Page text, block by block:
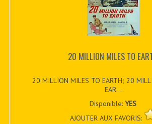
20 MILLION MILES TO
20 MILLION MILES TO EARTH; 20
EAR...
Disponible:YES
AJOUTER AUX FAVORIS: